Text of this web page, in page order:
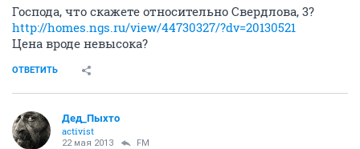
Господа, что скажете относительно Свердлова, 3?
http://homes.ngs.ru/view/44730327/?dv=20130521
Цена вроде невысока?
ОТВЕТИТЬ
Дед_Пыхто
activist
22 мая 2013 FM